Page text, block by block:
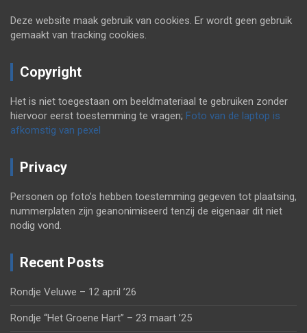
Deze website maak gebruik van cookies. Er wordt geen gebruik
gemaakt van tracking cookies.
Copyright
Het is niet toegestaan om beeldmateriaal te gebruiken zonder
hiervoor eerst toestemming te vragen; Foto van de laptop is
afkomstig van pexel
Privacy
Personen op foto’s hebben toestemming gegeven tot plaatsing,
nummerplaten zijn geanonimiseerd tenzij de eigenaar dit niet
nodig vond.
Recent Posts
Rondje Veluwe – 12 april ’26
Rondje “Het Groene Hart” – 23 maart ’25